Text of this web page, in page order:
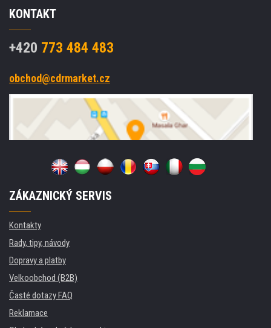
KONTAKT
+420 773 484 483
obchod@cdrmarket.cz
ZÁKAZNICKÝ SERVIS
Kontakty
Rady, tipy, návody
Dopravy a platby
Velkoobchod (B2B)
Časté dotazy FAQ
Reklamace